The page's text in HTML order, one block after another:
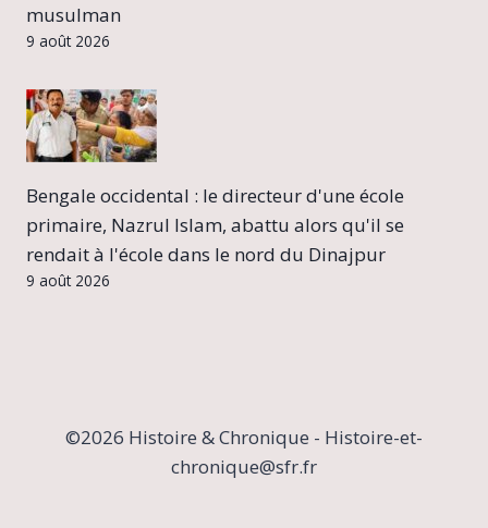
musulman
9 août 2026
Bengale occidental : le directeur d'une école
primaire, Nazrul Islam, abattu alors qu'il se
rendait à l'école dans le nord du Dinajpur
9 août 2026
©2026 Histoire & Chronique - Histoire-et-
chronique@sfr.fr